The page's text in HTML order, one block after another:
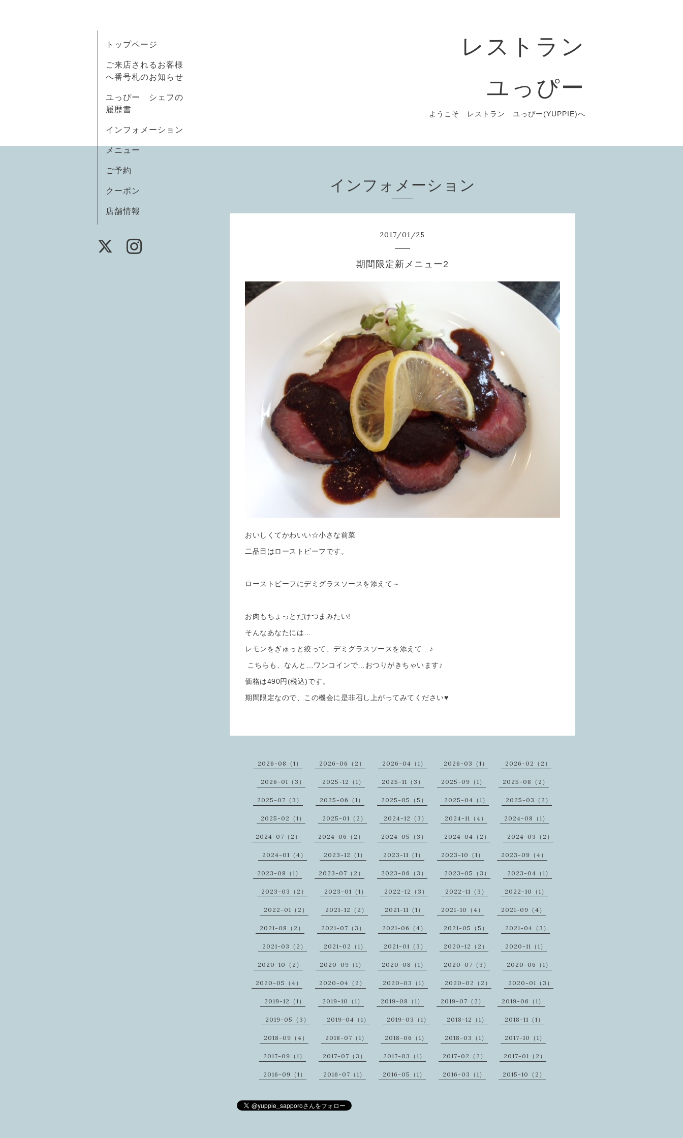
レストラン
ユっぴー
ようこそ レストラン ユっぴー(YUPPIE)へ
トップページ
ご来店されるお客様
へ番号札のお知らせ
ユっぴー シェフの
履歴書
インフォメーション
メニュー
ご予約
クーポン
店舗情報
インフォメーション
2017/01/25
期間限定新メニュー2
おいしくてかわいい☆小さな前菜
二品目はローストビーフです。
ローストビーフにデミグラスソースを添えて～
お肉もちょっとだけつまみたい!
そんなあなたには…
レモンをぎゅっと絞って、デミグラスソースを添えて…♪
こちらも、なんと…ワンコインで…おつりがきちゃいます♪
価格は490円(税込)です。
期間限定なので、この機会に是非召し上がってみてください♥
2026-08（1） 2026-06（2） 2026-04（1） 2026-03（1） 2026-02（2）
2026-01（3） 2025-12（1） 2025-11（3） 2025-09（1） 2025-08（2）
2025-07（3） 2025-06（1） 2025-05（5） 2025-04（1） 2025-03（2）
2025-02（1） 2025-01（2） 2024-12（3） 2024-11（4） 2024-08（1）
2024-07（2） 2024-06（2） 2024-05（3） 2024-04（2） 2024-03（2）
2024-01（4） 2023-12（1） 2023-11（1） 2023-10（1） 2023-09（4）
2023-08（1） 2023-07（2） 2023-06（3） 2023-05（3） 2023-04（1）
2023-03（2） 2023-01（1） 2022-12（3） 2022-11（3） 2022-10（1）
2022-01（2） 2021-12（2） 2021-11（1） 2021-10（4） 2021-09（4）
2021-08（2） 2021-07（3） 2021-06（4） 2021-05（5） 2021-04（3）
2021-03（2） 2021-02（1） 2021-01（3） 2020-12（2） 2020-11（1）
2020-10（2） 2020-09（1） 2020-08（1） 2020-07（3） 2020-06（1）
2020-05（4） 2020-04（2） 2020-03（1） 2020-02（2） 2020-01（3）
2019-12（1） 2019-10（1） 2019-08（1） 2019-07（2） 2019-06（1）
2019-05（3） 2019-04（1） 2019-03（1） 2018-12（1） 2018-11（1）
2018-09（4） 2018-07（1） 2018-06（1） 2018-03（1） 2017-10（1）
2017-09（1） 2017-07（3） 2017-03（1） 2017-02（2） 2017-01（2）
2016-09（1） 2016-07（1） 2016-05（1） 2016-03（1） 2015-10（2）